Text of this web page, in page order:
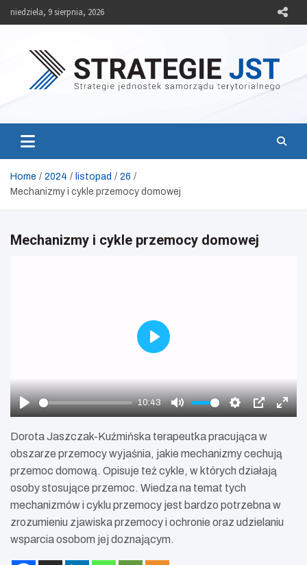
Skipniedziela, 9 sierpnia, 2026
Strategie JST
Home 2024 listopad
26
Mechanizmy i cykle przemocy domowej
Mechanizmy i cykle przemocy domowej
P
l
10:43
M
u
e
S
e
g
s
P
I
P
E
l
P
a
y
Dorota Jaszczak-Kuźmińska terapeutka pracująca w
obszarze przemocy wyjaśnia, jakie mechanizmy cechują
przemoc domową. Opisuje też cykle, w których działają
osoby stosujące przemoc. Wiedza na temat tych
mechanizmów i cyklu przemocy jest bardzo potrzebna w
zrozumieniu zjawiska przemocy i ochronie oraz udzielaniu
wsparcia osobom jej doznającym.